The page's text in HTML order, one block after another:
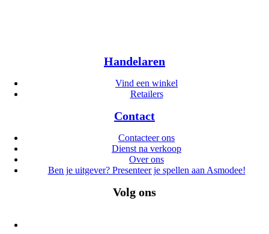
Handelaren
Vind een winkel
Retailers
Contact
Contacteer ons
Dienst na verkoop
Over ons
Ben je uitgever? Presenteer je spellen aan Asmodee!
Volg ons